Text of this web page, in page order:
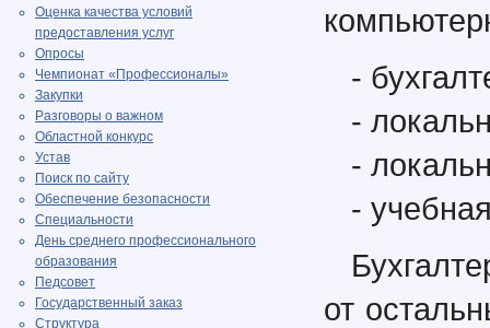
Оценка качества условий
предоставления услуг
Опросы
Чемпионат «Профессионалы»
Закупки
Разговоры о важном
Областной конкурс
Устав
Поиск по сайту
Обеспечение безопасности
Специальности
День среднего профессионального
образования
Педсовет
Государственный заказ
Структура
-
-
-
-
от